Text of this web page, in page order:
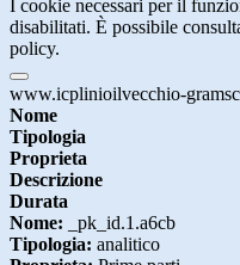
I cookie necessari per il
disabilitati. È possibile
policy.
www.icplinioilvecchio-
Nome
Tipologia
Proprieta
Descrizione
Durata
Nome: _pk_id.1.a6cb
Tipologia: analitico